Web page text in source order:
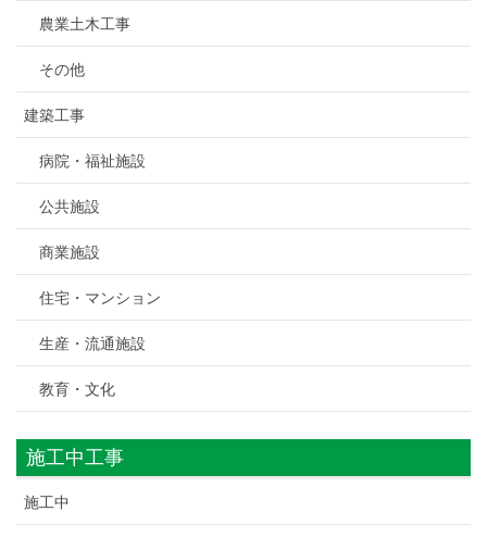
農業土木工事
その他
建築工事
病院・福祉施設
公共施設
商業施設
住宅・マンション
生産・流通施設
教育・文化
施工中工事
施工中